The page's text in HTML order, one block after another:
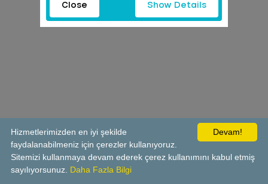
Close Show Details
Devam!
Hizmetlerimizden en iyi şekilde
faydalanabilmeniz için çerezler kullanıyoruz.
Sitemizi kullanmaya devam ederek çerez kullanımını kabul etmiş
sayılıyorsunuz. Daha Fazla Bilgi